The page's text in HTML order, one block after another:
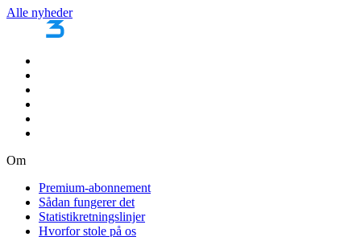
Alle nyheder
Om
Premium-abonnement
Sådan fungerer det
Statistikretningslinjer
Hvorfor stole på os